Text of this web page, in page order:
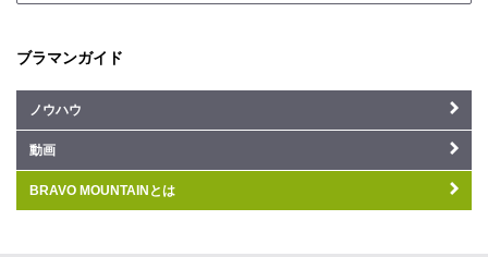
ブラマンガイド
ノウハウ
動画
BRAVO MOUNTAINとは